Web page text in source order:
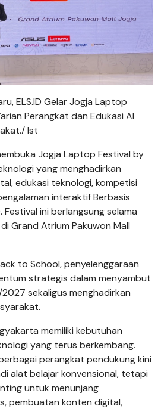
ELS.ID Gelar Jogja Laptop
Perangkat dan Edukasi AI
Ist
Jogja Laptop Festival by
yang menghadirkan
edukasi teknologi, kompetisi
interaktifBerbasis
ini berlangsung selama
Grand Atrium Pakuwon Mall
to School, penyelenggaraan
strategis dalam menyambut
sekaligus menghadirkan
memiliki kebutuhan
yang terus berkembang.
perangkat pendukung kini
alat belajar konvensional, tetapi
untuk menunjang
pembuatan konten digital,